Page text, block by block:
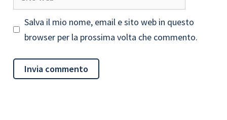
web
Salva il mio nome, email e sito web in questo
browser per la prossima volta che commento.